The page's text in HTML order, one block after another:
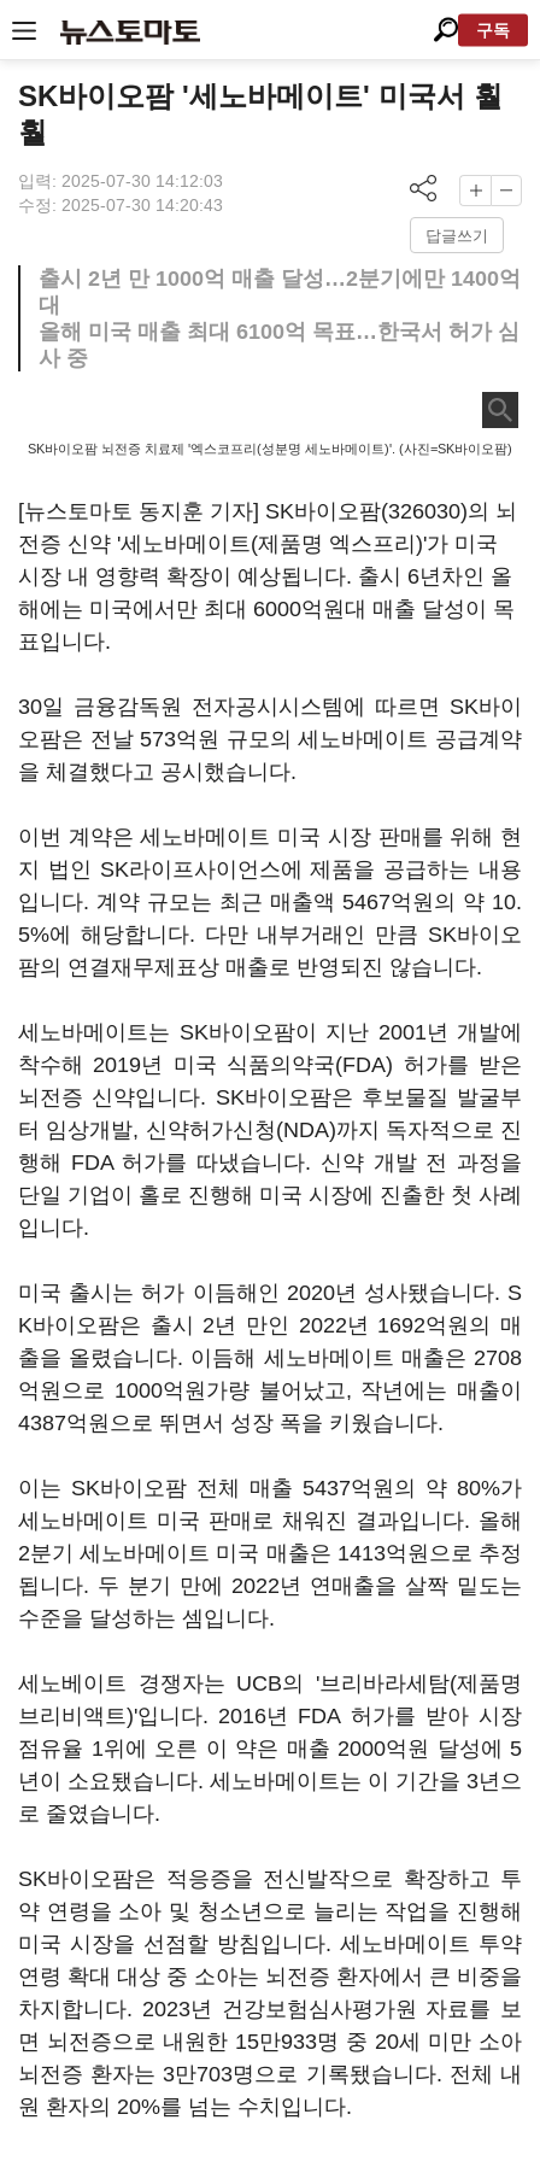
구독
SK바이오팜 '세노바메이트' 미국서 훨
훨
입력: 2025-07-30 14:12:03
수정: 2025-07-30 14:20:43
답글쓰기
출시 2년 만 1000억 매출 달성…2분기에만 1400억
대
올해 미국 매출 최대 6100억 목표…한국서 허가 심
사 중
SK바이오팜 뇌전증 치료제 '엑스코프리(성분명 세노바메이트)'. (사진=SK바이오팜)
[뉴스토마토 동지훈 기자] SK바이오팜(326030)의 뇌
전증 신약 '세노바메이트(제품명 엑스프리)'가 미국
시장 내 영향력 확장이 예상됩니다. 출시 6년차인 올
해에는 미국에서만 최대 6000억원대 매출 달성이 목
표입니다.
30일 금융감독원 전자공시시스템에 따르면 SK바이
오팜은 전날 573억원 규모의 세노바메이트 공급계약
을 체결했다고 공시했습니다.
이번 계약은 세노바메이트 미국 시장 판매를 위해 현
지 법인 SK라이프사이언스에 제품을 공급하는 내용
입니다. 계약 규모는 최근 매출액 5467억원의 약 10.
5%에 해당합니다. 다만 내부거래인 만큼 SK바이오
팜의 연결재무제표상 매출로 반영되진 않습니다.
세노바메이트는 SK바이오팜이 지난 2001년 개발에
착수해 2019년 미국 식품의약국(FDA) 허가를 받은
뇌전증 신약입니다. SK바이오팜은 후보물질 발굴부
터 임상개발, 신약허가신청(NDA)까지 독자적으로 진
행해 FDA 허가를 따냈습니다. 신약 개발 전 과정을
단일 기업이 홀로 진행해 미국 시장에 진출한 첫 사례
입니다.
미국 출시는 허가 이듬해인 2020년 성사됐습니다. S
K바이오팜은 출시 2년 만인 2022년 1692억원의 매
출을 올렸습니다. 이듬해 세노바메이트 매출은 2708
억원으로 1000억원가량 불어났고, 작년에는 매출이
4387억원으로 뛰면서 성장 폭을 키웠습니다.
이는 SK바이오팜 전체 매출 5437억원의 약 80%가
세노바메이트 미국 판매로 채워진 결과입니다. 올해
2분기 세노바메이트 미국 매출은 1413억원으로 추정
됩니다. 두 분기 만에 2022년 연매출을 살짝 밑도는
수준을 달성하는 셈입니다.
세노베이트 경쟁자는 UCB의 '브리바라세탐(제품명
브리비액트)'입니다. 2016년 FDA 허가를 받아 시장
점유율 1위에 오른 이 약은 매출 2000억원 달성에 5
년이 소요됐습니다. 세노바메이트는 이 기간을 3년으
로 줄였습니다.
SK바이오팜은 적응증을 전신발작으로 확장하고 투
약 연령을 소아 및 청소년으로 늘리는 작업을 진행해
미국 시장을 선점할 방침입니다. 세노바메이트 투약
연령 확대 대상 중 소아는 뇌전증 환자에서 큰 비중을
차지합니다. 2023년 건강보험심사평가원 자료를 보
면 뇌전증으로 내원한 15만933명 중 20세 미만 소아
뇌전증 환자는 3만703명으로 기록됐습니다. 전체 내
원 환자의 20%를 넘는 수치입니다.